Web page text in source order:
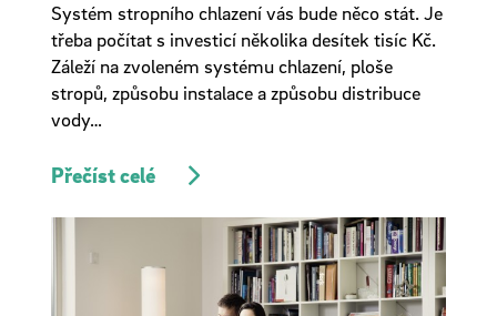
Systém stropního chlazení vás bude něco stát. Je
třeba počítat s investicí několika desítek tisíc Kč.
Záleží na zvoleném systému chlazení, ploše
stropů, způsobu instalace a způsobu distribuce
vody…
Přečíst celé